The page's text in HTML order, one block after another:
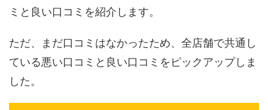
ミと良い口コミを紹介します。
ただ、まだ口コミはなかったため、全店舗で共通し
ている悪い口コミと良い口コミをピックアップしま
した。